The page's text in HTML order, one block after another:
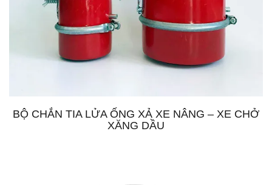
BỘ CHẮN TIA LỬA ỐNG XẢ XE NÂNG – XE CHỞ
XĂNG DẦU